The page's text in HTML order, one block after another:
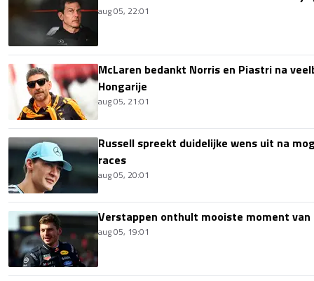
aug 05, 22:01
McLaren bedankt Norris en Piastri na
Hongarije
aug 05, 21:01
Russell spreekt duidelijke wens uit na
races
aug 05, 20:01
Verstappen onthult mooiste moment van
aug 05, 19:01